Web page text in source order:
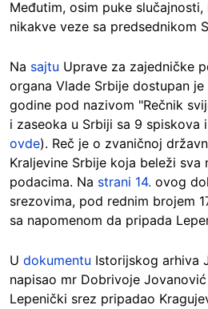
Međutim, osim puke
nikakve veze sa predsednikom
Na sajtu Uprave za zajedničke
organa Vlade Srbije dostupan
godine pod nazivom "Rečnik
i zaseoka u Srbiji sa 9 spiskova
ovde). Reč je o zvaničnoj
Kraljevine Srbije koja beleži sva
podacima. Na strani 14. ovog
srezovima, pod rednim brojem
sa napomenom da pripada
U dokumentu Istorijskog arhiva
napisao mr Dobrivoje
Lepenički srez pripadao